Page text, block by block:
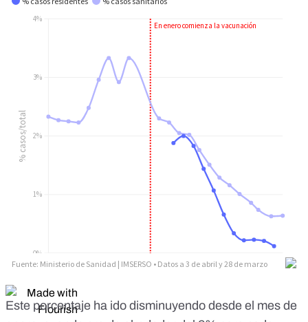
Este porcentaje ha ido disminuyendo desde el mes de